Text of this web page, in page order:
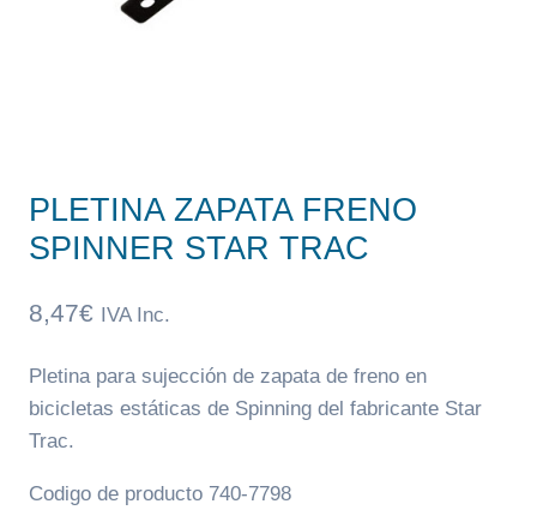
PLETINA ZAPATA FRENO
SPINNER STAR TRAC
8,47€ IVA Inc.
Pletina para sujección de zapata de freno en
bicicletas estáticas de Spinning del fabricante Star
Trac.
Codigo de producto 740-7798